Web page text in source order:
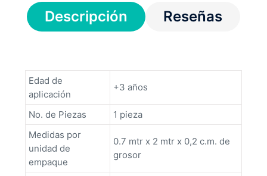
Descripción Reseñas
Edad de
aplicación
+3 años
No. de Piezas
1 pieza
Medidas por
unidad de
empaque
0.7 mtr x 2 mtr x 0,2 c.m. de
grosor